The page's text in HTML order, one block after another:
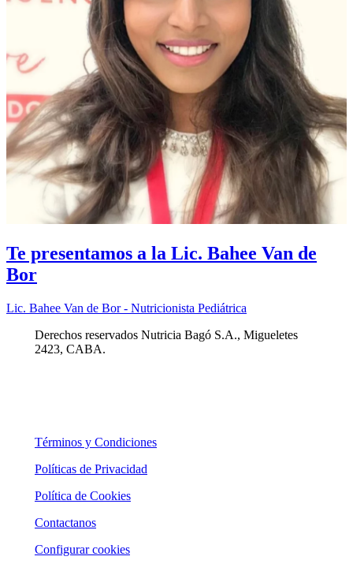
Te presentamos a la Lic. Bahee Van de
Bor
Lic. Bahee Van de Bor - Nutricionista Pediátrica
Derechos reservados Nutricia Bagó S.A., Migueletes
2423, CABA.
Términos y Condiciones
Políticas de Privacidad
Política de Cookies
Contactanos
Configurar cookies